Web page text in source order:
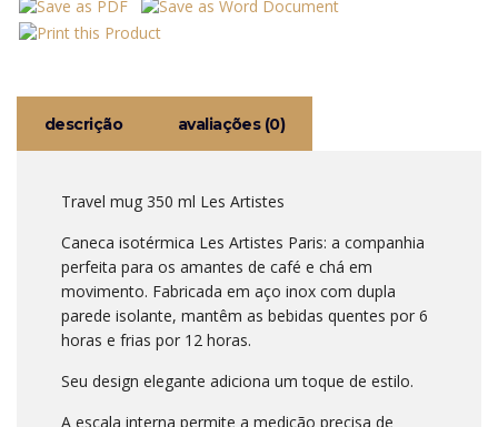
PINK
LES
descrição avaliações (0)
Travel mug 350 ml Les Artistes
Caneca isotérmica Les Artistes Paris: a companhia
perfeita para os amantes de café e chá em
movimento. Fabricada em aço inox com dupla
parede isolante, mantêm as bebidas quentes por 6
horas e frias por 12 horas.
Seu design elegante adiciona um toque de estilo.
A escala interna permite a medição precisa de